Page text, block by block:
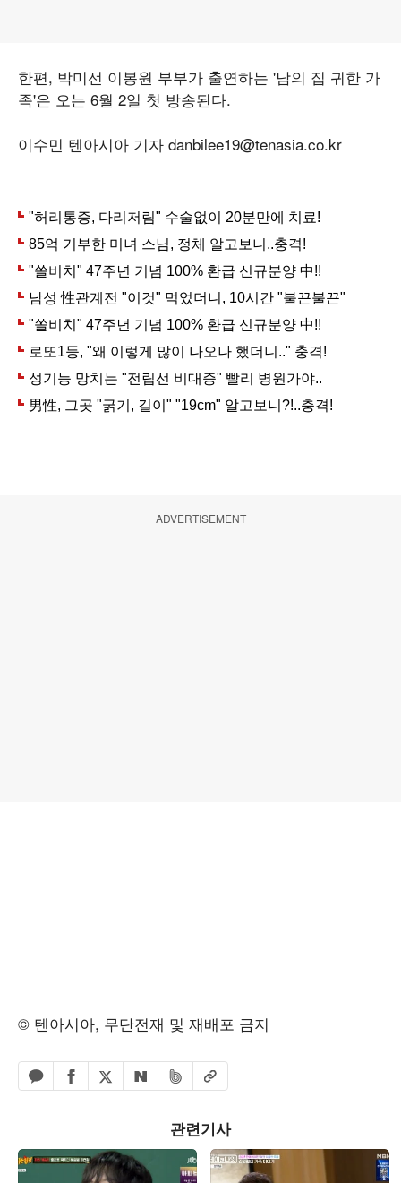
한편, 박미선 이봉원 부부가 출연하는 '남의 집 귀한 가
족'은 오는 6월 2일 첫 방송된다.
이수민 텐아시아 기자 danbilee19@tenasia.co.kr
ADVERTISEMENT
© 텐아시아, 무단전재 및 재배포 금지
카카오톡 공유하기
페이스북 공유하기
엑스 공유하기
네이버 공유하기
밴드 공유하기
URL복사
관련기사